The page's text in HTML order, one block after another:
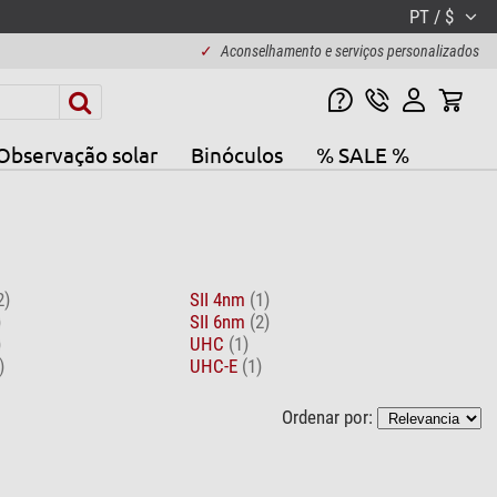
PT / $
✓ Aconselhamento e serviços personalizados
solar Binóculos % SALE %
SII 4nm (1)
SII 6nm (2)
UHC (1)
UHC-E (1)
Ordenar por: